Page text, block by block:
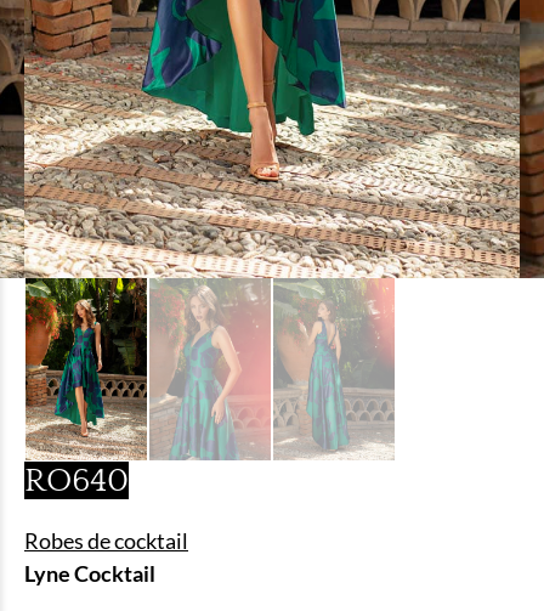
RO640
Robes de cocktail
Lyne Cocktail